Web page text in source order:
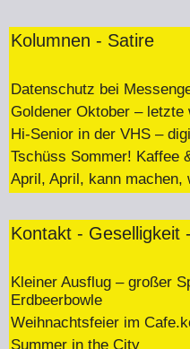
Kolumnen - Satire
Datenschutz bei
Goldener Oktober – letzte
Hi-Senior in der VHS –
Tschüss Sommer! Kaffee
April, April, kann machen,
Kontakt - Geselligkeit
Kleiner Ausflug – großer
Erdbeerbowle
Weihnachtsfeier im
Summer in the City